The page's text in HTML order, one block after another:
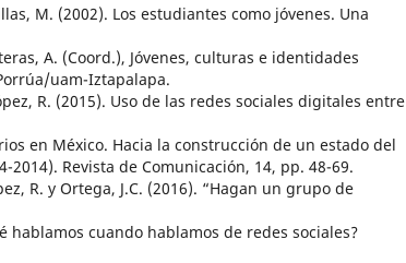
M. (2002). Los estudiantes como jóvenes. Una
A. (Coord.), Jóvenes, culturas e identidades
uam-Iztapalapa.
R. (2015). Uso de las redes sociales digitales entre
en México. Hacia la construcción de un estado del
2014). Revista de Comunicación, 14, pp. 48-69.
R. y Ortega, J.C. (2016). “Hagan un grupo de
hablamos cuando hablamos de redes sociales?